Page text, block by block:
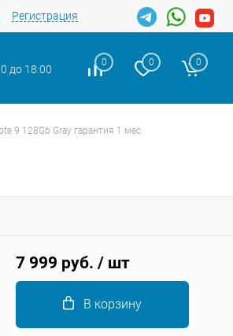
Регистрация
до 18:00
0 0 0
9 128Gb Gray гарантия 1 мес
7 999 руб. / шт
В корзину